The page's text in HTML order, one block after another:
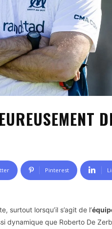
Pinterest
surtout lorsqu’il s’agit de l’
dynamique que Roberto De